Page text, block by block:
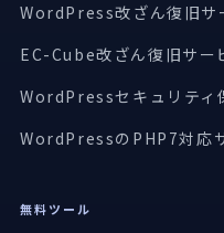
WordPress改ざん復旧サ
EC-Cube改ざん復旧サー
WordPressセキュリティ
WordPressのPHP7対応
無料ツール